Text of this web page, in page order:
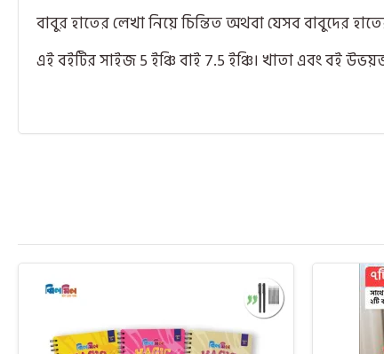
বাবুর হাতের লেখা নিয়ে চিন্তিত অথবা যেসব বাবুদের
এই বইটির সাইজ 5 ইঞ্চি বাই 7.5 ইঞ্চি। খাতা এবং বই